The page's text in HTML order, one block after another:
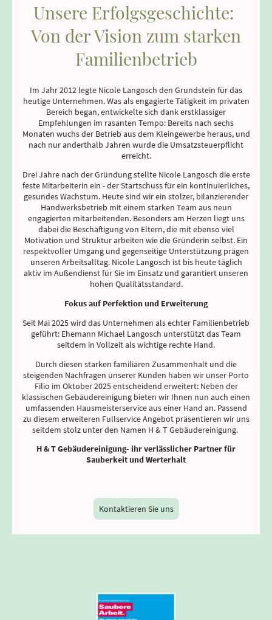
Unsere Erfolgsgeschichte:
Von der Vision zum starken
Familienbetrieb
Im Jahr 2012 legte Nicole Langosch den Grundstein für das
heutige Unternehmen. Was als engagierte Tätigkeit im privaten
Bereich began, entwickelte sich dank erstklassiger
Empfehlungen im rasanten Tempo: Bereits nach sechs
Monaten wuchs der Betrieb aus dem Kleingewerbe heraus, und
nach nur anderthalb Jahren wurde die Umsatzsteuerpflicht
erreicht.
Drei Jahre nach der Gründung stellte Nicole Langosch die erste
feste Mitarbeiterin ein - der Startschuss für ein kontinuierliches,
gesundes Wachstum. Heute sind wir ein stolzer, bilanzierender
Handwerksbetrieb mit einem starken Team aus neun
engagierten mitarbeitenden. Besonders am Herzen liegt uns
dabei die Beschäftigung von Eltern, die mit ebenso viel
Motivation und Struktur arbeiten wie die Gründerin selbst. Ein
respektvoller Umgang und gegenseitige Unterstützung prägen
unseren Arbeitsalltag. Nicole Langosch ist bis heute täglich
aktiv im Außendienst für Sie im Einsatz und garantiert unseren
hohen Qualitätsstandard.
Fokus auf Perfektion und Erweiterung
Seit Mai 2025 wird das Unternehmen als echter Familienbetrieb
geführt: Ehemann Michael Langosch unterstützt das Team
seitdem in Vollzeit als wichtige rechte Hand.
Durch diesen starken familiären Zusammenhalt und die
steigenden Nachfragen unserer Kunden haben wir unser Porto
Filio im Oktober 2025 entscheidend erweitert: Neben der
klassischen Gebäudereinigung bieten wir Ihnen nun auch einen
umfassenden Hausmeisterservice aus einer Hand an. Passend
zu diesem erweiteren Fullservice Angebot präsentieren wir uns
seitdem stolz unter den Namen H & T Gebäudereinigung.
H & T Gebäudereinigung- ihr verlässlicher Partner für
Sauberkeit und Werterhalt
Kontaktieren Sie uns